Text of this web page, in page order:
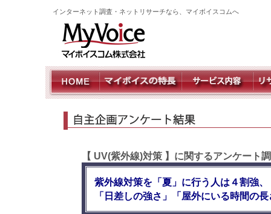
インターネット調査・ネットリサーチなら、マイボイスコムへ
【 UV(紫外線)対策 】に関するアンケート
紫外線対策を「夏」に行う人は４割強
「日差しの強さ」「屋外にいる時間の